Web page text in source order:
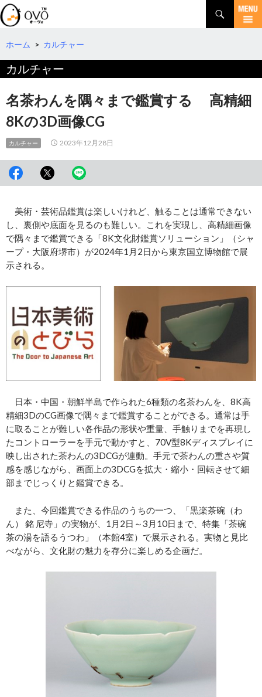
検
索
コ
テ
ツ
へ
動
ホーム > カルチャー
カルチャー
名茶わんを隅々まで鑑賞する 高精細
8Kの3D画像CG
カルチャー 2023年12月28日
美術・芸術品鑑賞は楽しいけれど、触ることは通常できない
し、裏側や底面を見るのも難しい。これを実現し、高精細画像
で隅々まで鑑賞できる「8K文化財鑑賞ソリューション」（シャ
ープ・大阪府堺市）が2024年1月2日から東京国立博物館で展
示される。
日本・中国・朝鮮半島で作られた6種類の名茶わんを、8K高
精細3DのCG画像で隅々まで鑑賞することができる。通常は手
に取ることが難しい各作品の形状や重量、手触りまでを再現し
たコントローラーを手元で動かすと、70V型8Kディスプレイに
映し出された茶わんの3DCGが連動。手元で茶わんの重さや質
感を感じながら、画面上の3DCGを拡大・縮小・回転させて細
部までじっくりと鑑賞できる。
また、今回鑑賞できる作品のうちの一つ、「黒楽茶碗（わ
ん） 銘 尼寺」の実物が、1月2日～3月10日まで、特集「茶碗
茶の湯を語るうつわ」（本館4室）で展示される。実物と見比
べながら、文化財の魅力を存分に楽しめる企画だ。